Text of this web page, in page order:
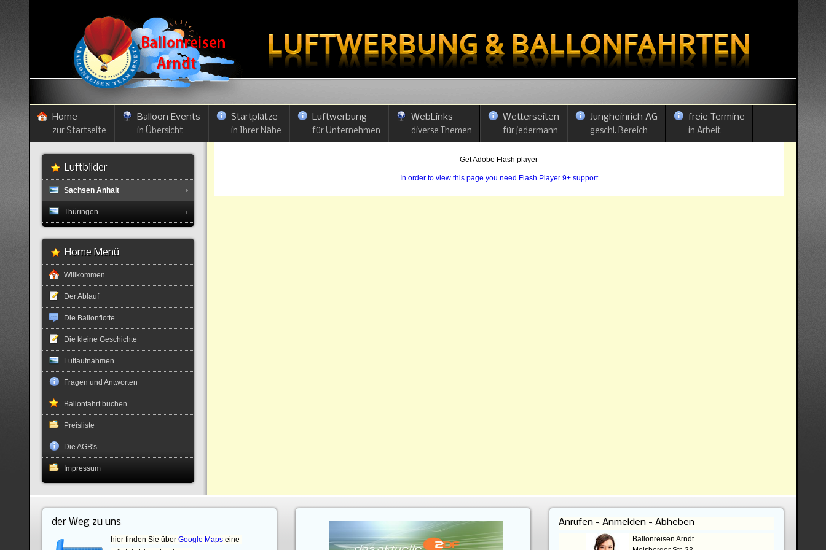
Home
zur Startseite
Balloon Events
in Übersicht
Startplätze
in Ihrer Nähe
Luftwerbung
für Unternehmen
WebLinks
diverse Themen
Wetterseiten
für jedermann
Jungheinrich AG
geschl. Bereich
freie Termine
in Arbeit
Get Adobe Flash player
In order to view this page you need Flash Player 9+ support
Luftbilder
Sachsen Anhalt
Thüringen
Home Menü
Willkommen
Der Ablauf
Die Ballonflotte
Die kleine Geschichte
Luftaufnahmen
Fragen und Antworten
Ballonfahrt buchen
Preisliste
Die AGB's
Impressum
der Weg zu uns
hier finden Sie über Google Mapseine
Anrufen - Anmelden - Abheben
Ballonreisen Arndt